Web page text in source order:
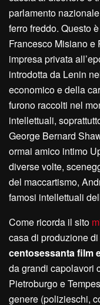
parlamento
ferro freddo. Questo
Francesco Misiano
impresa privata
introdotta da Lenin
economico e della
furono raccolti nel
intellettuali,
George Bernard
ormai amico intimo
diverse volte,
del maccartismo,
famosi intellettuali
Come ricorda il sito
casa di produzione
centosessanta film
da grandi capolavori
Pietroburgo e
genere (polizieschi,